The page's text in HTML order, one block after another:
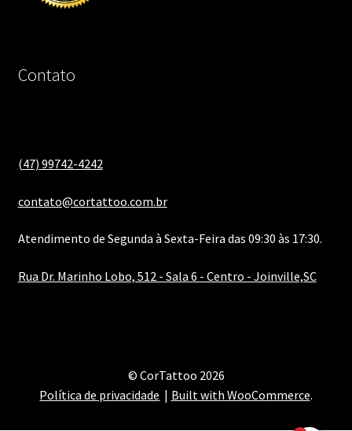
Contato
(47) 99742-4242
contato@cortattoo.com.br
Atendimento de Segunda à Sexta-Feira das 09:30 às 17:30.
Rua Dr. Marinho Lobo, 512 - Sala 6 - Centro - Joinville,SC
© CorTattoo 2026
Política de privacidade
Built with WooCommerce.